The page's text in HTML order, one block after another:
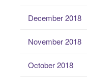
December 2018
November 2018
October 2018